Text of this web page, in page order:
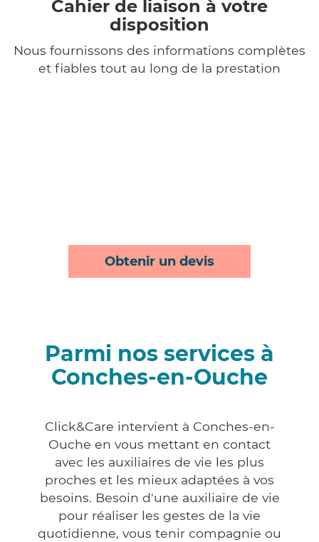
Cahier de liaison à votre
disposition
Nous fournissons des informations complètes
et fiables tout au long de la prestation
Obtenir un devis
Parmi nos services à
Conches-en-Ouche
Click&Care intervient à Conches-en-
Ouche en vous mettant en contact
avec les auxiliaires de vie les plus
proches et les mieux adaptées à vos
besoins. Besoin d'une auxiliaire de vie
pour réaliser les gestes de la vie
quotidienne, vous tenir compagnie ou